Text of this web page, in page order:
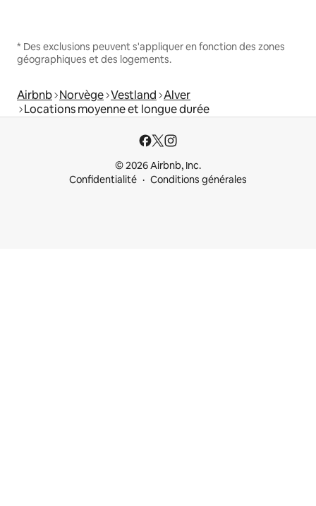
* Des exclusions peuvent s'appliquer en fonction des zones
géographiques et des logements.
Airbnb Norvège Vestland Alver
Locations moyenne et longue durée
© 2026 Airbnb, Inc.
Confidentialité
Conditions générales